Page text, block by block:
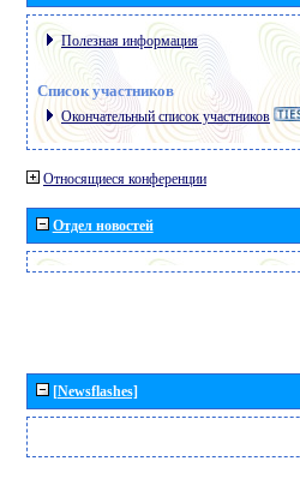
Полезная информация
Список участников
Окончательный список участников
Относящиеся конференции
Отдел новостей
[Newsflashes]